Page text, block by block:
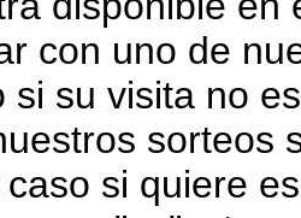
con uno de
si su visita no
sorteos
si quiere